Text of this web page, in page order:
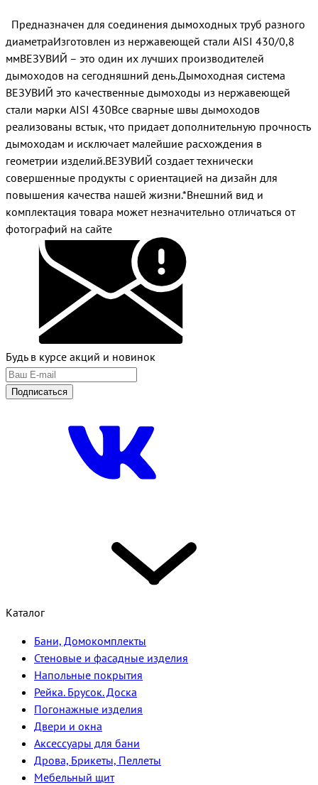
Предназначен для соединения дымоходных труб разного
диаметраИзготовлен из нержавеющей стали AISI 430/0,8
ммВЕЗУВИЙ – это один их лучших производителей
дымоходов на сегодняшний день.Дымоходная система
ВЕЗУВИЙ это качественные дымоходы из нержавеющей
стали марки AISI 430Все сварные швы дымоходов
реализованы встык, что придает дополнительную прочность
дымоходам и исключает малейшие расхождения в
геометрии изделий.ВЕЗУВИЙ создает технически
совершенные продукты с ориентацией на дизайн для
повышения качества нашей жизни.*Внешний вид и
комплектация товара может незначительно отличаться от
фотографий на сайте
Будь в курсе акций и новинок
Подписаться
Каталог
Бани, Домокомплекты
Стеновые и фасадные изделия
Напольные покрытия
Рейка. Брусок. Доска
Погонажные изделия
Двери и окна
Аксессуары для бани
Дрова, Брикеты, Пеллеты
Мебельный щит